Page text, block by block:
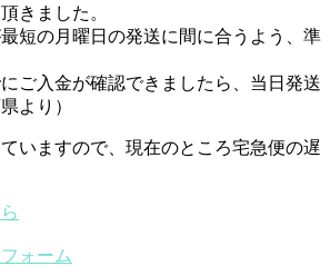
きました。
短の月曜日の発送に間に合うよう、準
ご入金が確認できましたら、当日発送
より）
いますので、現在のところ宅急便の遅
ォーム